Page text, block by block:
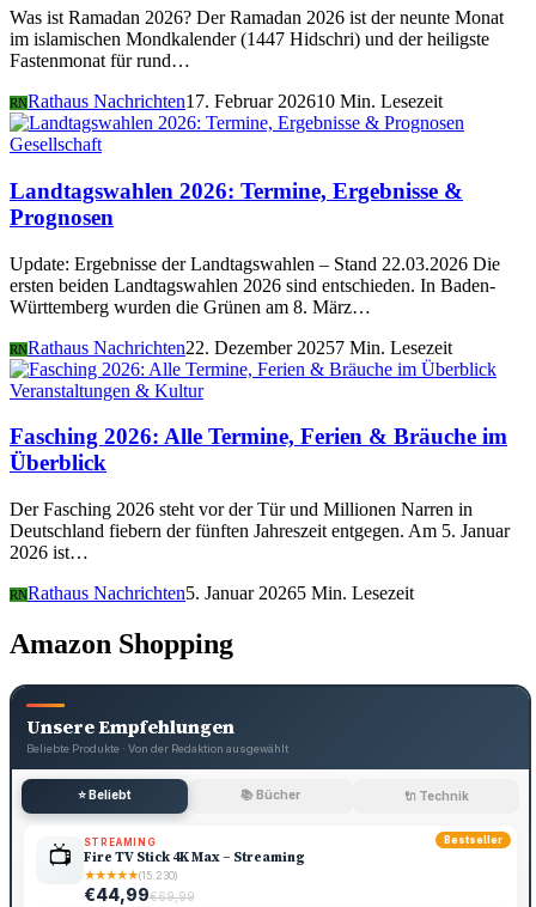
Was ist Ramadan 2026? Der Ramadan 2026 ist der neunte Monat
im islamischen Mondkalender (1447 Hidschri) und der heiligste
Fastenmonat für rund…
RNRathaus Nachrichten17. Februar 202610 Min. Lesezeit
Gesellschaft
Landtagswahlen 2026: Termine, Ergebnisse &
Prognosen
Update: Ergebnisse der Landtagswahlen – Stand 22.03.2026 Die
ersten beiden Landtagswahlen 2026 sind entschieden. In Baden-
Württemberg wurden die Grünen am 8. März…
RNRathaus Nachrichten22. Dezember 20257 Min. Lesezeit
Veranstaltungen & Kultur
Fasching 2026: Alle Termine, Ferien & Bräuche im
Überblick
Der Fasching 2026 steht vor der Tür und Millionen Narren in
Deutschland fiebern der fünften Jahreszeit entgegen. Am 5. Januar
2026 ist…
RNRathaus Nachrichten5. Januar 20265 Min. Lesezeit
Amazon Shopping
Unsere Empfehlungen
Beliebte Produkte · Von der Redaktion ausgewählt
⭐ Beliebt 📚 Bücher 🔌 Technik
Bestseller
📺 STREAMING
Fire TV Stick 4K Max – Streaming
★★★★★(15.230)
€44,99€69,99